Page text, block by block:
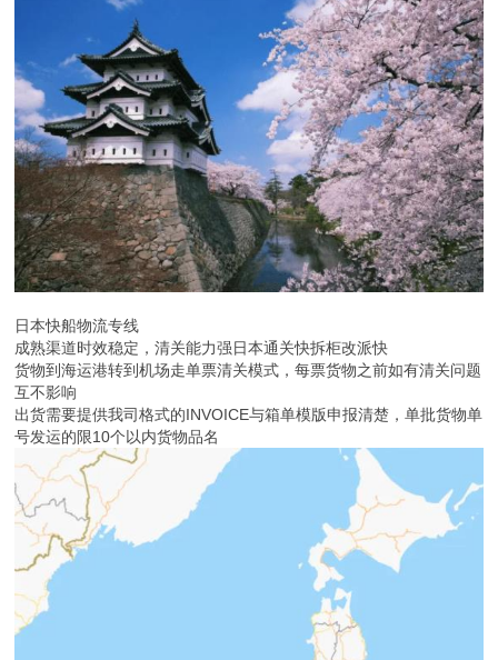
日本快船物流专线
成熟渠道时效稳定，清关能力强日本通关快拆柜改派快
货物到海运港转到机场走单票清关模式，每票货物之前如有清关问题
互不影响
出货需要提供我司格式的INVOICE与箱单模版申报清楚，单批货物单
号发运的限10个以内货物品名